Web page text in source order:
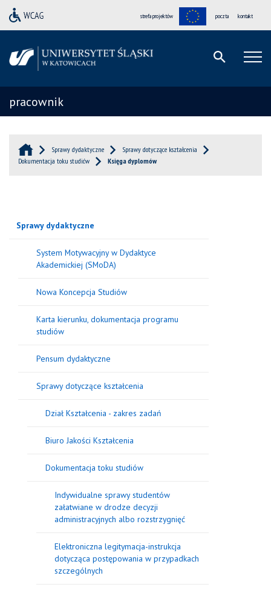
strefa projektów poczta kontakt
pracownik
Sprawy dydaktyczne
Sprawy dotyczące kształcenia
Dokumentacja toku studiów
Księga dyplomów
Sprawy dydaktyczne
System Motywacyjny w Dydaktyce
Akademickiej (SMoDA)
Nowa Koncepcja Studiów
Karta kierunku, dokumentacja programu
studiów
Pensum dydaktyczne
Sprawy dotyczące kształcenia
Dział Kształcenia - zakres zadań
Biuro Jakości Kształcenia
Dokumentacja toku studiów
Indywidualne sprawy studentów
załatwiane w drodze decyzji
administracyjnych albo rozstrzygnięć
Elektroniczna legitymacja-instrukcja
dotycząca postępowania w przypadkach
szczególnych